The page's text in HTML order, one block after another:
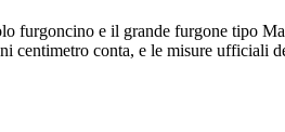
furgoncino e il grande furgone tipo
centimetro conta, e le misure ufficiali